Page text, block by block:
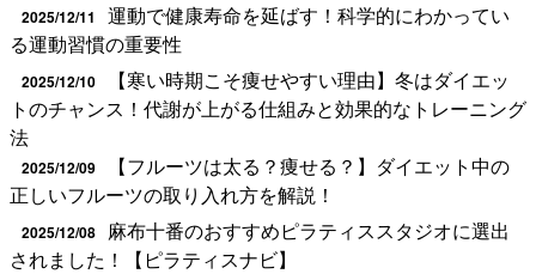
2025/12/11
運動で健康寿命を延ばす！科学的にわかってい
る運動習慣の重要性
2025/12/10
【寒い時期こそ痩せやすい理由】冬はダイエッ
トのチャンス！代謝が上がる仕組みと効果的なトレーニング
法
2025/12/09
【フルーツは太る？痩せる？】ダイエット中の
正しいフルーツの取り入れ方を解説！
2025/12/08
麻布十番のおすすめピラティススタジオに選出
されました！【ピラティスナビ】